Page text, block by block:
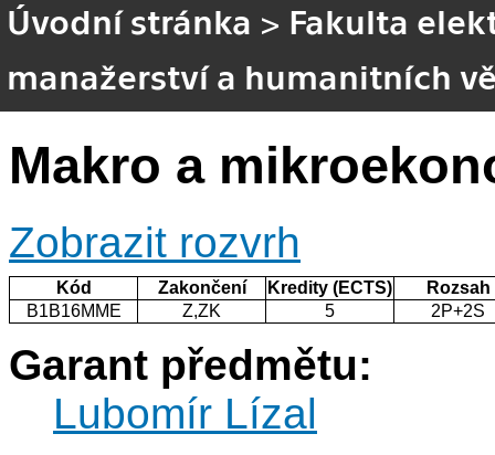
Úvodní stránka > Fakulta
manažerství a humanitních
Makro a
Zobrazit rozvrh
Kód Zakončení Kredity (ECTS)
Rozsah
B1B16MME
Z,ZK 5 2P+2S
Garant předmětu:
Lubomír Lízal